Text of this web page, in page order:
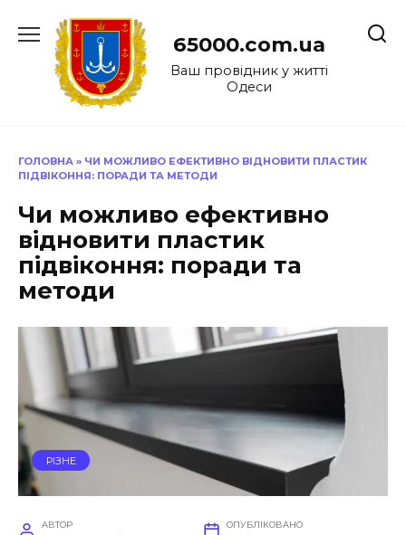
до
65000.com.ua
Ваш провідник у житті
Одеси
ГОЛОВНА » ЧИ МОЖЛИВО ЕФЕКТИВНО ВІДНОВИТИ ПЛАСТИК
ПІДВІКОННЯ: ПОРАДИ ТА МЕТОДИ
Чи можливо ефективно
відновити пластик
підвіконня: поради та
методи
РІЗНЕ
АВТОР ОПУБЛІКОВАНО